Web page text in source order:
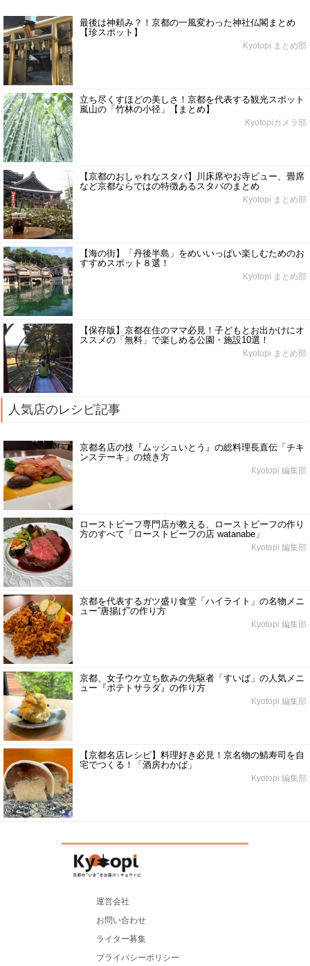
最後は神頼み？！京都の一風変わった神社仏閣まとめ
【珍スポット】
Kyotopi まとめ部
立ち尽くすほどの美しさ！京都を代表する観光スポット
嵐山の「竹林の小径」【まとめ】
Kyotopiカメラ部
【京都のおしゃれなスタバ】川床席やお寺ビュー、畳席
など京都ならではの特徴あるスタバのまとめ
Kyotopi まとめ部
【海の街】「丹後半島」をめいいっぱい楽しむためのお
すすめスポット８選！
Kyotopi まとめ部
【保存版】京都在住のママ必見！子どもとお出かけにオ
ススメの「無料」で楽しめる公園・施設10選！
Kyotopi まとめ部
人気店のレシピ記事
京都名店の技『ムッシュいとう』の総料理長直伝「チキ
ンステーキ」の焼き方
Kyotopi 編集部
ローストビーフ専門店が教える、ローストビーフの作り
方のすべて「ローストビーフの店 watanabe」
Kyotopi 編集部
京都を代表するガツ盛り食堂「ハイライト」の名物メニ
ュー”唐揚げ”の作り方
Kyotopi 編集部
京都、女子ウケ立ち飲みの先駆者「すいば」の人気メニ
ュー『ポテトサラダ』の作り方
Kyotopi 編集部
【京都名店レシピ】料理好き必見！京名物の鯖寿司を自
宅でつくる！「酒房わかば」
Kyotopi 編集部
運営会社
お問い合わせ
ライター募集
プライバシーポリシー